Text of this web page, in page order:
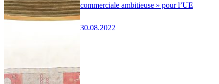
commerciale ambitieuse » pour l’UE
30.08.2022